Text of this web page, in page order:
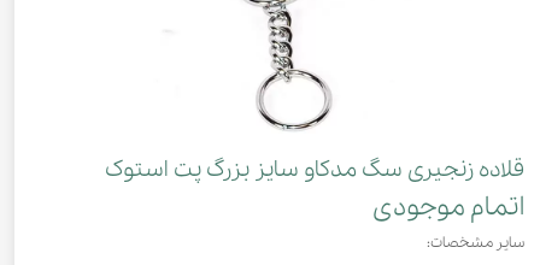
قلاده زنجیری سگ مدکاو سایز بزرگ پت استوک
اتمام موجودی
سایر مشخصات: